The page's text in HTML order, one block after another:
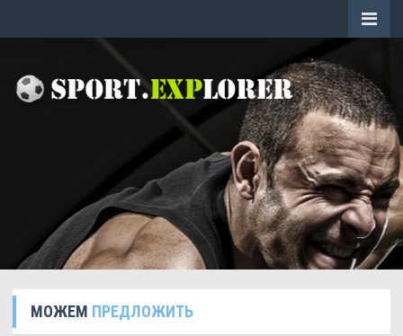
МОЖЕМ ПРЕДЛОЖИТЬ